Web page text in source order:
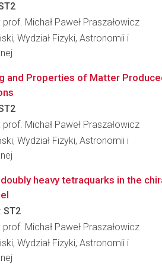
Michał Paweł Praszałowicz
Wydział Fizyki, Astronomii i
and Properties of Matter
Michał Paweł Praszałowicz
Wydział Fizyki, Astronomii i
heavy tetraquarks in the
ST2
Michał Paweł Praszałowicz
Wydział Fizyki, Astronomii i